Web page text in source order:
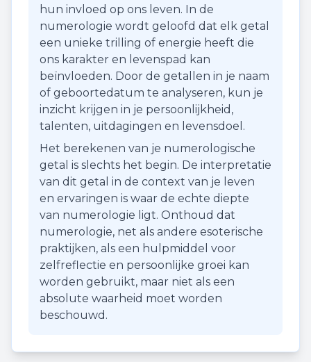
hun invloed op ons leven. In de
numerologie wordt geloofd dat elk getal
een unieke trilling of energie heeft die
ons karakter en levenspad kan
beïnvloeden. Door de getallen in je naam
of geboortedatum te analyseren, kun je
inzicht krijgen in je persoonlijkheid,
talenten, uitdagingen en levensdoel.
Het berekenen van je numerologische
getal is slechts het begin. De interpretatie
van dit getal in de context van je leven
en ervaringen is waar de echte diepte
van numerologie ligt. Onthoud dat
numerologie, net als andere esoterische
praktijken, als een hulpmiddel voor
zelfreflectie en persoonlijke groei kan
worden gebruikt, maar niet als een
absolute waarheid moet worden
beschouwd.